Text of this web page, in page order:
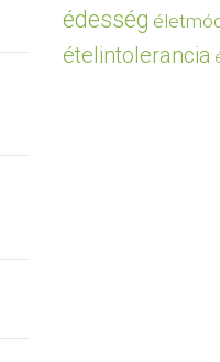
édesség
ételintolerancia